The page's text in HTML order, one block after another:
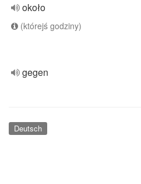
około
(którejś godziny)
gegen
Deutsch